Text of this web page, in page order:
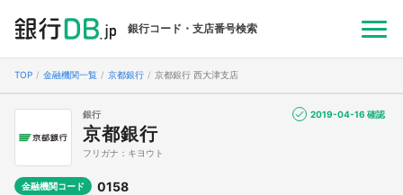
銀行コード・支店番号検索
TOP 金融機関一覧 京都銀行 京都銀行 西大津支店
銀行
京都銀行
フリガナ：キヨウト
金融機関コード 0158
2019-04-16 確認